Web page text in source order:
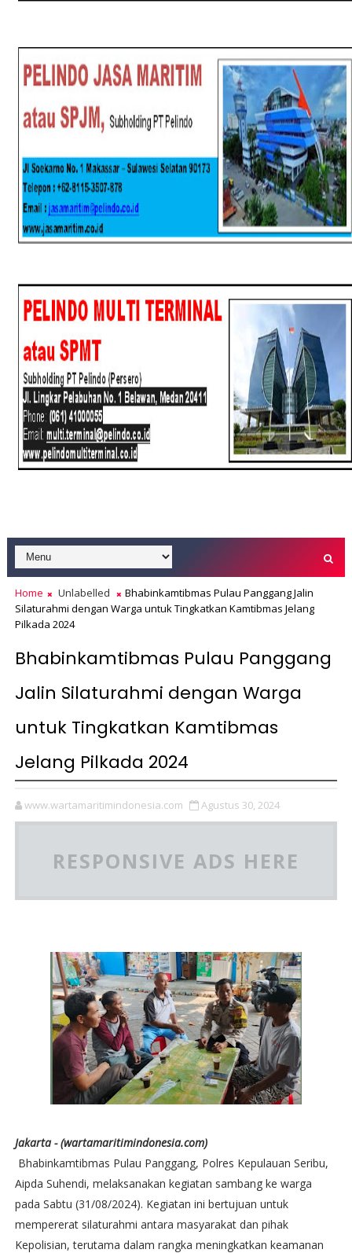
Home Unlabelled
Bhabinkamtibmas Pulau Panggang Jalin
Silaturahmi dengan Warga untuk Tingkatkan Kamtibmas Jelang
Pilkada 2024
Bhabinkamtibmas Pulau Panggang
Jalin Silaturahmi dengan Warga
untuk Tingkatkan Kamtibmas
Jelang Pilkada 2024
www.wartamaritimindonesia.com Agustus 30, 2024
RESPONSIVE ADS HERE
Jakarta - (wartamaritimindonesia.com)
Bhabinkamtibmas Pulau Panggang, Polres Kepulauan Seribu,
Aipda Suhendi, melaksanakan kegiatan sambang ke warga
pada Sabtu (31/08/2024). Kegiatan ini bertujuan untuk
mempererat silaturahmi antara masyarakat dan pihak
Kepolisian, terutama dalam rangka meningkatkan keamanan